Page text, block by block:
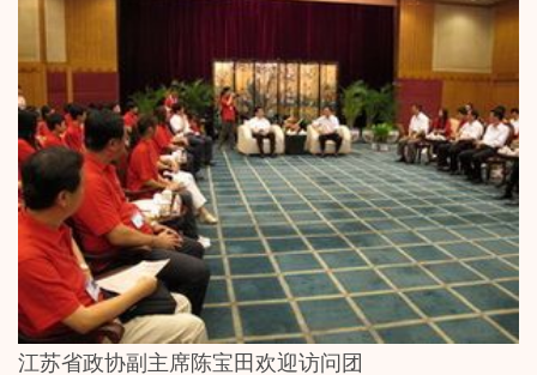
江苏省政协副主席陈宝田欢迎访问团